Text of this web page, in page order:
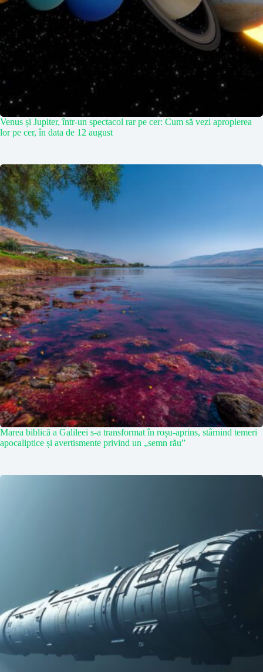
Venus și Jupiter, într-un spectacol rar pe cer: Cum să vezi apropierea
lor pe cer, în data de 12 august
Marea biblică a Galileei s-a transformat în roșu-aprins, stârnind temeri
apocaliptice și avertismente privind un „semn rău”